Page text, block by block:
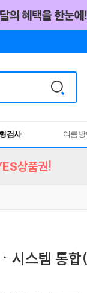
검사
여름방
상품권!
시스템 통합